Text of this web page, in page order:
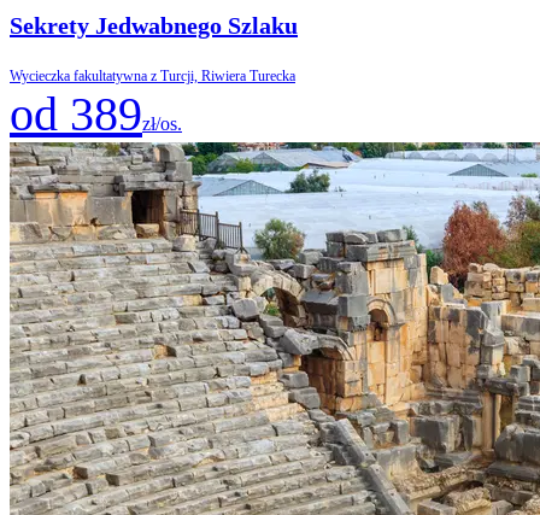
Sekrety Jedwabnego Szlaku
Wycieczka fakultatywna z Turcji, Riwiera Turecka
od 389zł/os.